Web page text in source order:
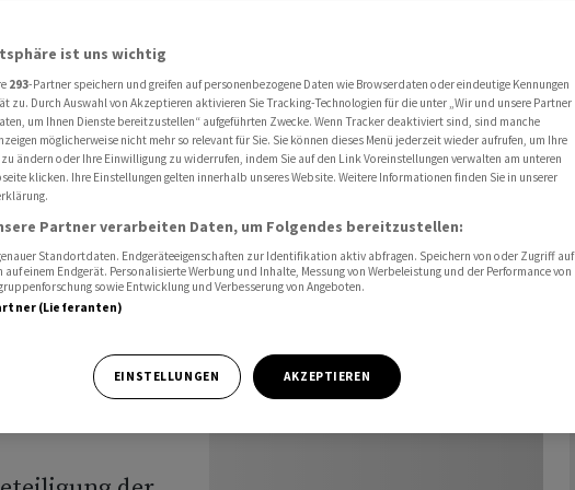
der Mitarbeiter
auf
Deutschlands
Steel dringt
ist uns wichtig
293-Partner speichern und greifen auf personenbezogene Daten wie Browserdaten oder eindeutige Kennungen
zu. Durch Auswahl von Akzeptieren aktivieren Sie Tracking-Technologien für die unter „Wir und unsere Partner
um Ihnen Dienste bereitzustellen“ aufgeführten Zwecke. Wenn Tracker deaktiviert sind, sind manche
möglicherweise nicht mehr so relevant für Sie. Sie können dieses Menü jederzeit wieder aufrufen, um Ihre
ändern oder Ihre Einwilligung zu widerrufen, indem Sie auf den Link Voreinstellungen verwalten am unteren
klicken. Ihre Einstellungen gelten innerhalb unseres Website. Weitere Informationen finden Sie in unserer
Partner verarbeiten Daten, um Folgendes bereitzustellen:
Standortdaten. Endgeräteeigenschaften zur Identifikation aktiv abfragen. Speichern von oder Zugriff auf
einem Endgerät. Personalisierte Werbung und Inhalte, Messung von Werbeleistung und der Performance von
sowie Entwicklung und Verbesserung von Angeboten.
(Lieferanten)
EINSTELLUNGEN AKZEPTIEREN